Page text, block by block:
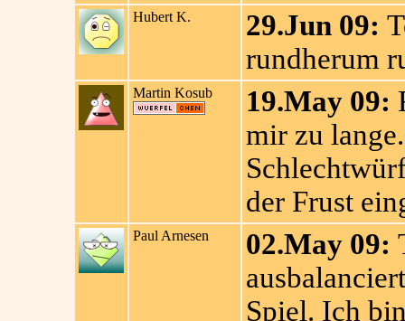
Hubert K. 29.Jun 09:
rundherum
Martin Kosub 19.May 09:
mir zu
der Frust
Paul Arnesen 02.May 09:
Spiel. Ich